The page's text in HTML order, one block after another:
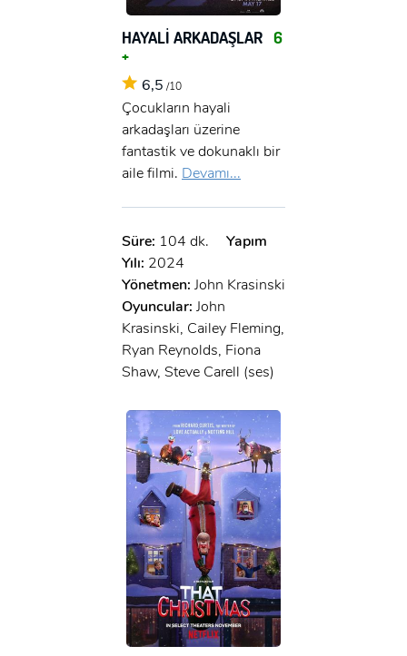
HAYALİ ARKADAŞLAR 6
+
6,5 /10
Çocukların hayali
arkadaşları üzerine
fantastik ve dokunaklı bir
aile filmi. Devamı...
Süre: 104 dk.
Yapım
Yılı: 2024
Yönetmen: John Krasinski
Oyuncular: John
Krasinski, Cailey Fleming,
Ryan Reynolds, Fiona
Shaw, Steve Carell (ses)